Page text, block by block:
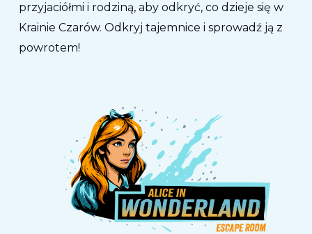
przyjaciółmi i rodziną, aby odkryć, co dzieje się w
Krainie Czarów. Odkryj tajemnice i sprowadź ją z
powrotem!